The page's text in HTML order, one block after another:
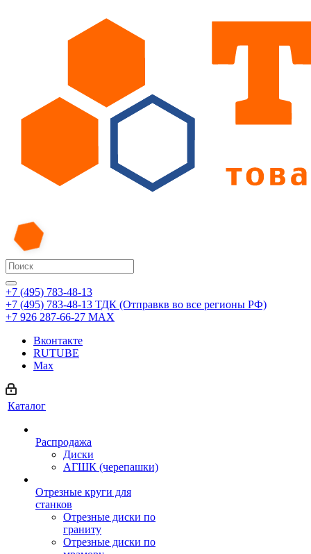
+7 (495) 783-48-13
+7 (495) 783-48-13 ТДК (Отправкв во все регионы РФ)
+7 926 287-66-27 МАХ
Вконтакте
RUTUBE
Max
Каталог
Распродажа
Диски
АГШК (черепашки)
Отрезные круги для
станков
Отрезные диски по
граниту
Отрезные диски по